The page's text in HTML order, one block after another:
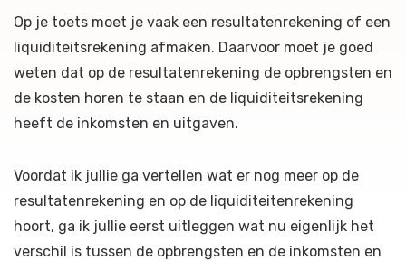
Op je toets moet je vaak een resultatenrekening of een
liquiditeitsrekening afmaken. Daarvoor moet je goed
weten dat op de resultatenrekening de opbrengsten en
de kosten horen te staan en de liquiditeitsrekening
heeft de inkomsten en uitgaven.
Voordat ik jullie ga vertellen wat er nog meer op de
resultatenrekening en op de liquiditeitenrekening
hoort, ga ik jullie eerst uitleggen wat nu eigenlijk het
verschil is tussen de opbrengsten en de inkomsten en